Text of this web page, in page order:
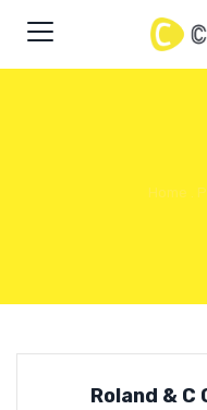
Home .
Roland & C